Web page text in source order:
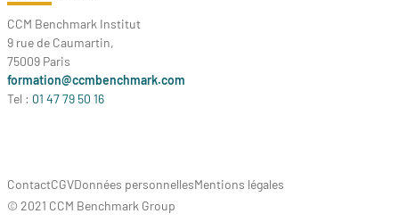
CCM Benchmark Institut
9 rue de Caumartin,
75009 Paris
formation@ccmbenchmark.com
Tel : 01 47 79 50 16
ContactCGVDonnées personnellesMentions légales
© 2021 CCM Benchmark Group